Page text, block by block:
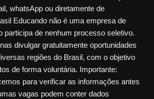
whatsApp ou diretamente de
Educando não é uma empresa de
participa de nenhum processo seletivo.
divulgar gratuitamente oportunidades
regiões do Brasil, com o objetivo
de forma voluntária. Importante:
para verificar as informações antes
vagas podem conter dados